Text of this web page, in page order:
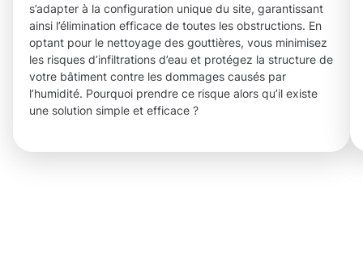
s’adapter à la configuration unique du site, garantissant
ainsi l’élimination efficace de toutes les obstructions. En
optant pour le nettoyage des gouttières, vous minimisez
les risques d’infiltrations d’eau et protégez la structure de
votre bâtiment contre les dommages causés par
l’humidité. Pourquoi prendre ce risque alors qu’il existe
une solution simple et efficace ?